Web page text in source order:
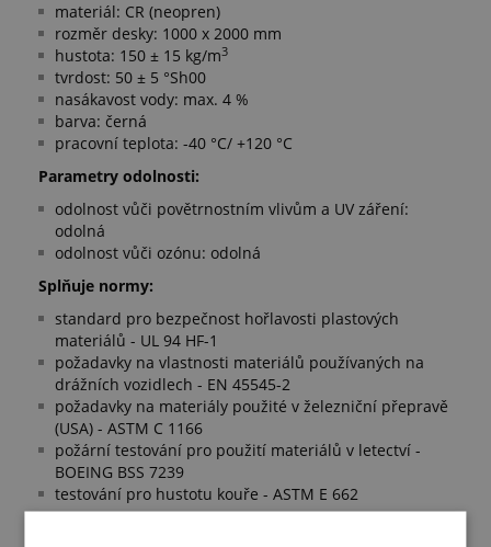
materiál: CR (neopren)
rozměr desky: 1000 x 2000 mm
hustota: 150 ± 15 kg/m3
tvrdost: 50 ± 5 °Sh00
nasákavost vody: max. 4 %
barva: černá
pracovní teplota: -40 °C/ +120 °C
Parametry odolnosti:
odolnost vůči povětrnostním vlivům a UV záření:
odolná
odolnost vůči ozónu: odolná
Splňuje normy:
standard pro bezpečnost hořlavosti plastových
materiálů - UL 94 HF-1
požadavky na vlastnosti materiálů používaných na
drážních vozidlech - EN 45545-2
požadavky na materiály použité v železniční přepravě
(USA) - ASTM C 1166
požární testování pro použití materiálů v letectví -
BOEING BSS 7239
testování pro hustotu kouře - ASTM E 662